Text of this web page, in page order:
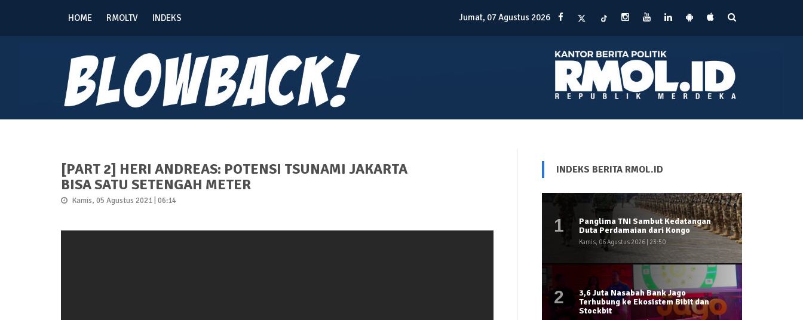
HOME RMOLTV INDEKS Jumat, 07 Agustus 2026
[PART 2] HERI ANDREAS: POTENSI TSUNAMI JAKARTA
BISA SATU SETENGAH METER
Kamis, 05 Agustus 2021 | 06:14
INDEKS BERITA RMOL.ID
1
Panglima TNI Sambut Kedatangan
Duta Perdamaian dari Kongo
Kamis, 06 Agustus 2026 | 23:50
2
3,6 Juta Nasabah Bank Jago
Terhubung ke Ekosistem Bibit dan
Stockbit